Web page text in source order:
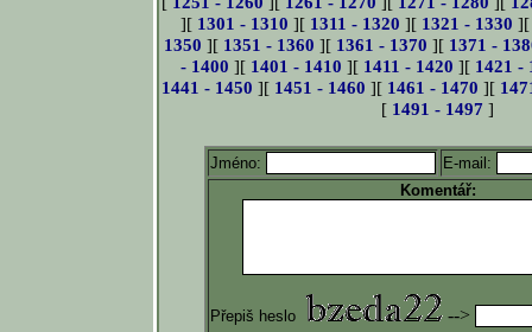
][ 1301 - 1310 ][ 1311 - 1320 ][ 1321 - 1330
1350 ][ 1351 - 1360 ][ 1361 - 1370 ][ 1371 -
- 1400 ][ 1401 - 1410 ][ 1411 - 1420 ][ 1421 -
1441 - 1450 ][ 1451 - 1460 ][ 1461 - 1470 ][
[ 1491 - 1497 ]
Jméno:
E-mail:
Komentář:
Přepiš heslo -->